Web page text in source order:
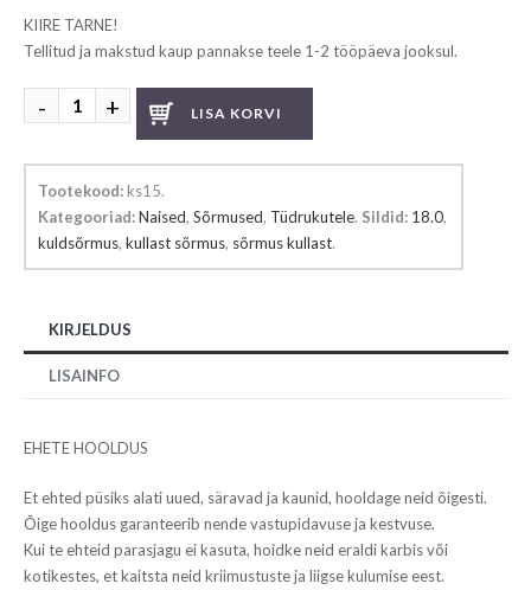
KIIRE TARNE!
Tellitud ja makstud kaup pannakse teele 1-2 tööpäeva jooksul.
Kullast
sõrmus
LISA KORVI
Tootekood: ks15.
Kategooriad:Naised, Sõrmused, Tüdrukutele. Sildid: 18.0,
kuldsõrmus, kullast sõrmus, sõrmus kullast.
KIRJELDUS
LISAINFO
EHETE HOOLDUS
Et ehted püsiks alati uued, säravad ja kaunid, hooldage neid õigesti.
Õige hooldus garanteerib nende vastupidavuse ja kestvuse.
Kui te ehteid parasjagu ei kasuta, hoidke neid eraldi karbis või
kotikestes, et kaitsta neid kriimustuste ja liigse kulumise eest.